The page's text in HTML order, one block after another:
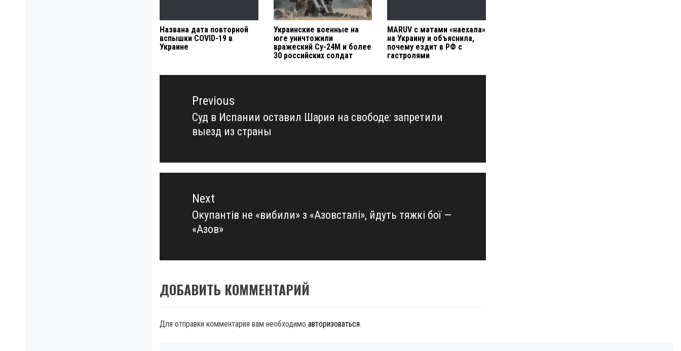
Названа дата повторной
вспышки COVID-19 в
Украине
Украинские военные на
юге уничтожили
вражеский Су-24М и более
30 российских солдат
MARUV с матами «наехала»
на Украину и объяснила,
почему ездит в РФ с
гастролями
Навигация
записямPrevious
Previous
post:
Суд в Испании оставил Шария на свободе: запретили
выезд из страны
Next
Next
post:
Окупантів не «вибили» з «Азовсталі», йдуть тяжкі бої —
«Азов»
ДОБАВИТЬ КОММЕНТАРИЙ
Для отправки комментария вам необходимо авторизоваться.